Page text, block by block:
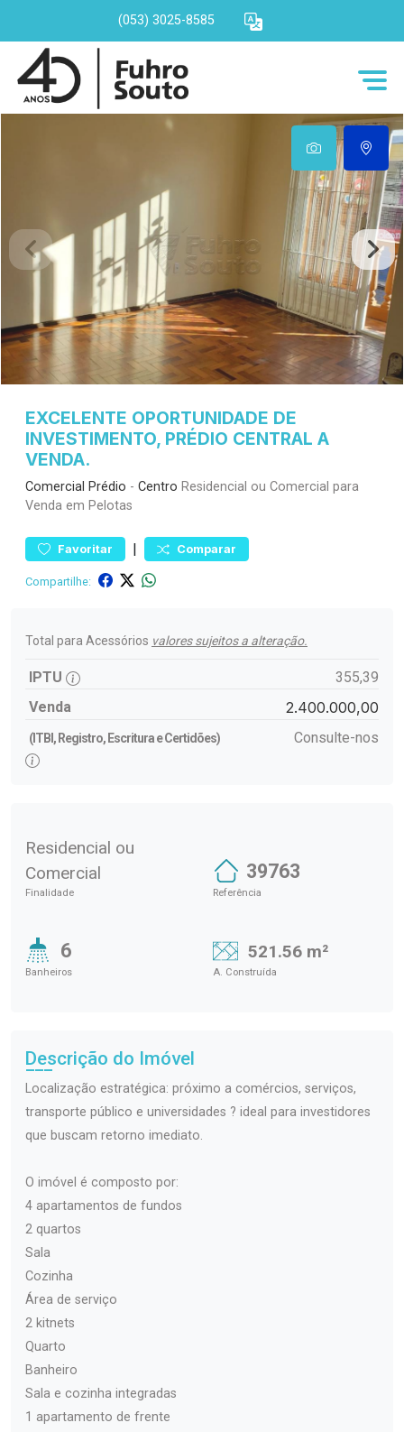
(053) 3025-8585
EXCELENTE OPORTUNIDADE DE
INVESTIMENTO, PRÉDIO CENTRAL A
VENDA.
Comercial Prédio - Centro Residencial ou Comercial para
Venda em Pelotas
Favoritar | Comparar
Compartilhe:
Total para Acessórios valores sujeitos a alteração.
IPTU
355,39
Venda
2.400.000,00
(ITBI, Registro, Escritura e Certidões) Consulte-nos
Residencial ou
Comercial
Finalidade
39763
Referência
6
Banheiros
521.56 m²
A. Construída
Descrição do Imóvel
Localização estratégica: próximo a comércios, serviços,
transporte público e universidades ? ideal para investidores
que buscam retorno imediato.
O imóvel é composto por:
4 apartamentos de fundos
2 quartos
Sala
Cozinha
Área de serviço
2 kitnets
Quarto
Banheiro
Sala e cozinha integradas
1 apartamento de frente